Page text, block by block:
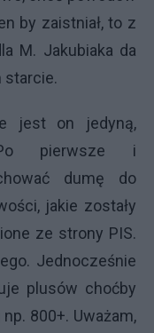
by zaistniał, to z
M. Jakubiaka da
starcie.
jest on jedyną,
Po pierwsze i
dumę do
jakie zostały
ze strony PIS.
Jednocześnie
plusów choćby
800+. Uważam,